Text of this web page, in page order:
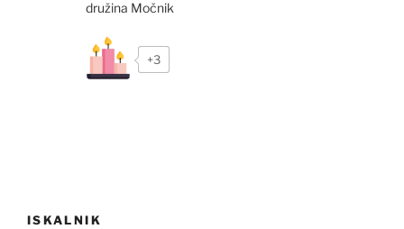
družina Močnik
+3
Navigacija
ISKALNIK